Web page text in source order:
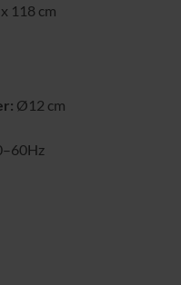
118 cm
Ø12 cm